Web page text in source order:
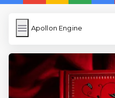
Apollon Engine
Apollon Engine
Resim Yükle
Wordpress Cache